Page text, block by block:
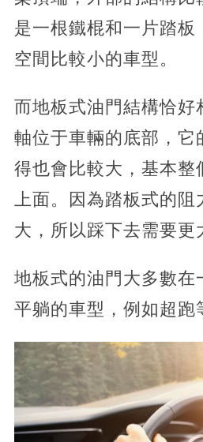
是一根鐵棍和一片踏板
空間比較小的車型。
而地板式油門結構恰好
軸位于車輛的底部，它
得也會比較大，基本整
上面。因為踏板式的阻
大，所以踩下去需要更
地板式的油門大多數在
平躺的車型，例如超跑